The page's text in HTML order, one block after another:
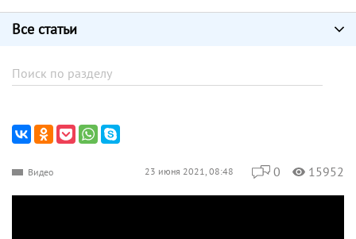
Все статьи
Видео 23 июня 2021, 08:48 0 15952